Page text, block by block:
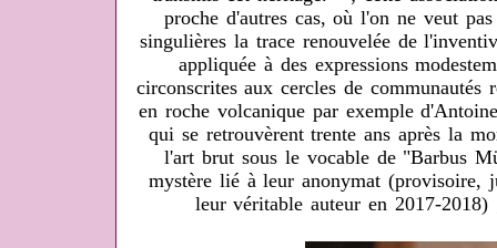
proche d'autres cas, où l'on ne veut
singulières la trace renouvelée de
appliquée à des expressions
circonscrites aux cercles de communautés
en roche volcanique par exemple
qui se retrouvèrent trente ans après la
l'art brut sous le vocable de "Barbus
mystère lié à leur anonymat (provisoire,
leur véritable auteur en 2017-